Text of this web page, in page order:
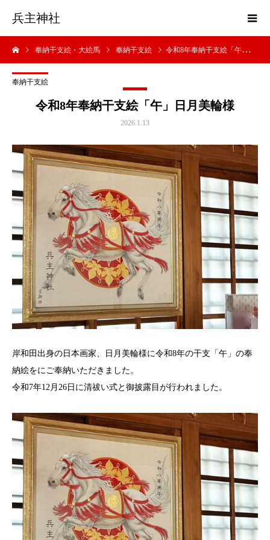
兵主神社
奉納干支絵・大絵馬 奉納干支絵 令和8年奉納干支絵「午」日月美輪様
奉納干支絵
令和8年奉納干支絵「午」日月美輪様
2026.1.13
岸和田出身の日本画家、日月美輪様に令和8年の干支「午」の奉
納絵をにご奉納いただきました。
令和7年12月26日に清祓い式と御披露目が行われました。